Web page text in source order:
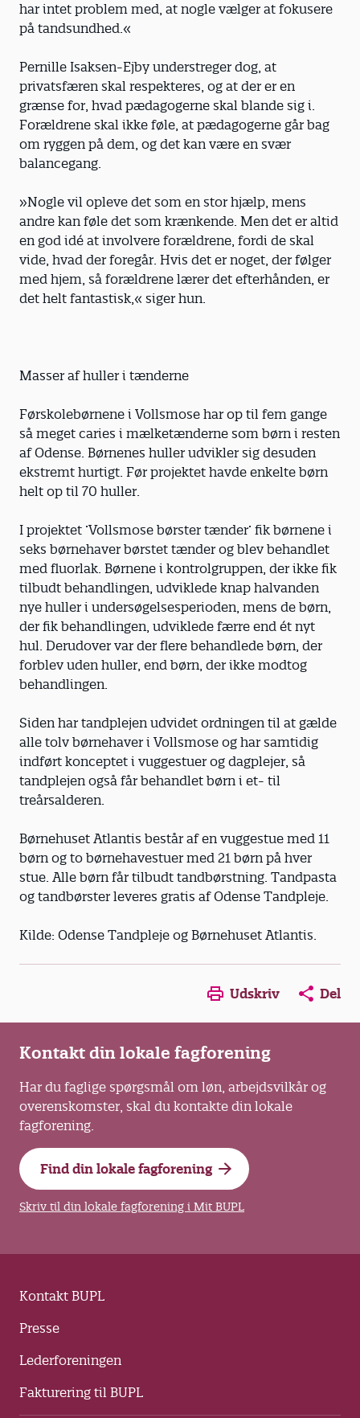
har intet problem med, at nogle vælger at fokusere
på tandsundhed.«
Pernille Isaksen-Ejby understreger dog, at
privatsfæren skal respek­teres, og at der er en
grænse for, hvad pædagogerne skal blande sig i.
Forældrene skal ikke føle, at pædagogerne går bag
om ryggen på dem, og det kan være en svær
balancegang.
»Nogle vil opleve det som en stor hjælp, mens
andre kan føle det som krænkende. Men det er altid
en god idé at involvere forældrene, fordi de skal
vide, hvad der foregår. Hvis det er noget, der følger
med hjem, så forældrene lærer det efterhånden, er
det helt fantastisk,« siger hun.
Masser af huller i tænderne
Førskolebørnene i Vollsmose har op til fem gange
så meget caries i mælketænderne som børn i resten
af Odense. Børnenes huller udvikler sig desuden
ekstremt hurtigt. Før projektet havde enkelte børn
helt op til 70 huller.
I projektet ’Vollsmose børster tænder’ fik børnene i
seks børnehaver børstet tænder og blev behandlet
med fluorlak. Børnene i kontrolgruppen, der ikke fik
tilbudt behandlingen, udviklede knap halvanden
nye huller i undersøgelsesperioden, mens de børn,
der fik behandlingen, udviklede færre end ét nyt
hul. Derudover var der flere behandlede børn, der
forblev uden huller, end børn, der ikke modtog
behandlingen.
Siden har tandplejen udvidet ordningen til at gælde
alle tolv børnehaver i Vollsmose og har samtidig
indført konceptet i vuggestuer og dagplejer, så
tandplejen også får behandlet børn i et- til
treårsalderen.
Børnehuset Atlantis består af en vuggestue med 11
børn og to børnehavestuer med 21 børn på hver
stue. Alle børn får tilbudt tandbørstning. Tandpasta
og tandbørster leveres gratis af Odense Tandpleje.
Kilde: Odense Tandpleje og Børnehuset Atlantis.
Opens in a new window
Opens in a new
Opens in
Udskriv Del
Kontakt din lokale fagforening
Har du faglige spørgsmål om løn, arbejdsvilkår og
overenskomster, skal du kontakte din lokale
fagforening.
Find din lokale fagforening
Skriv til din lokale fagforening i Mit BUPL
Kontakt BUPL
Presse
Lederforeningen
Fakturering til BUPL